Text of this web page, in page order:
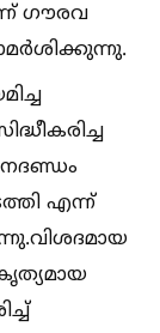
ഗൗരവ
എന്ന്